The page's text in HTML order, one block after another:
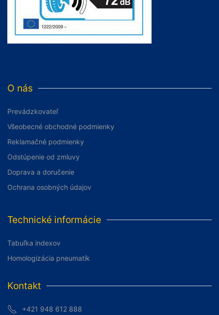
O nás
Prevádzkovateľ
Všeobecné obchodné podmienky
Reklamačné podmienky
Odstúpenie od zmluvy
Doprava a doručenie
Ochrana osobných údajov
Technické informácie
Tabuľka indexov
Homologizácia pneumatík
Kontakt
+421 948 612 888